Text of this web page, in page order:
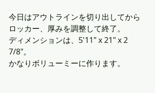
今日はアウトラインを切り出してから
ロッカー、厚みを調整して終了。
ディメンションは、5'11" x 21" x 2
7/8"。
かなりボリューミーに作ります。